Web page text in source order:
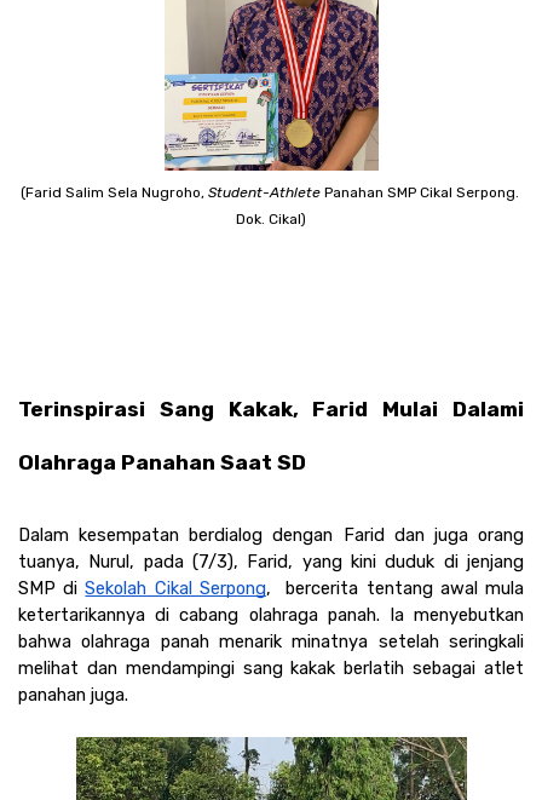
(Farid Salim Sela Nugroho, Student-Athlete Panahan SMP Cikal Serpong.
Dok. Cikal)
Terinspirasi Sang Kakak, Farid Mulai Dalami
Olahraga Panahan Saat SD
Dalam kesempatan berdialog dengan Farid dan juga orang
tuanya, Nurul, pada (7/3), Farid, yang kini duduk di jenjang
SMP di Sekolah Cikal Serpong,  bercerita tentang awal mula
ketertarikannya di cabang olahraga panah. Ia menyebutkan
bahwa olahraga panah menarik minatnya setelah seringkali
melihat dan mendampingi sang kakak berlatih sebagai atlet
panahan juga.